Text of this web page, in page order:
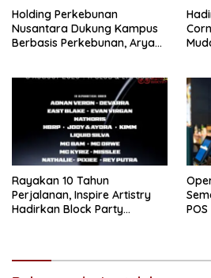
Holding Perkebunan
Nusantara Dukung Kampus
Berbasis Perkebunan, Arya
Pertama Magister ITSI
Rayakan 10 Tahun
Perjalanan, Inspire Artistry
Hadirkan Block Party